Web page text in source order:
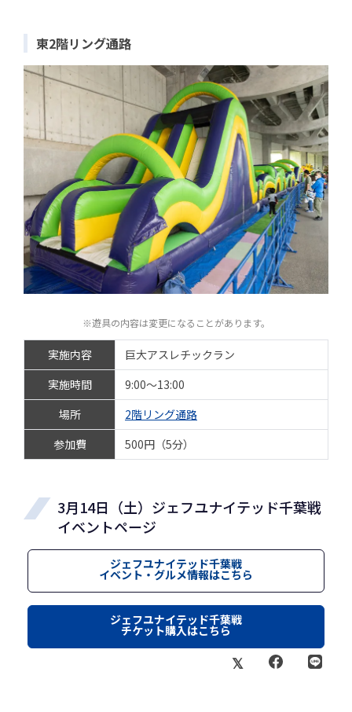
東2階リング通路
※遊具の内容は変更になることがあります。
実施内容
巨大アスレチックラン
実施時間
9:00～13:00
場所
2階リング通路
参加費
500円（5分）
3月14日（土）ジェフユナイテッド千葉戦
イベントページ
ジェフユナイテッド千葉戦
イベント・グルメ情報はこちら
ジェフユナイテッド千葉戦
チケット購入はこちら